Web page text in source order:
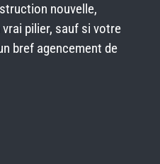
nouvelle,
pilier, sauf si votre
bref agencement de